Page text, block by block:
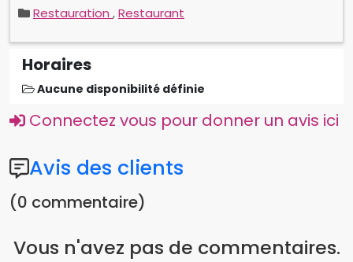
Restauration ,Restaurant
Horaires
Aucune disponibilité définie
Connectez vous pour donner un avis ici
Avis des clients
(0 commentaire)
Vous n'avez pas de commentaires.